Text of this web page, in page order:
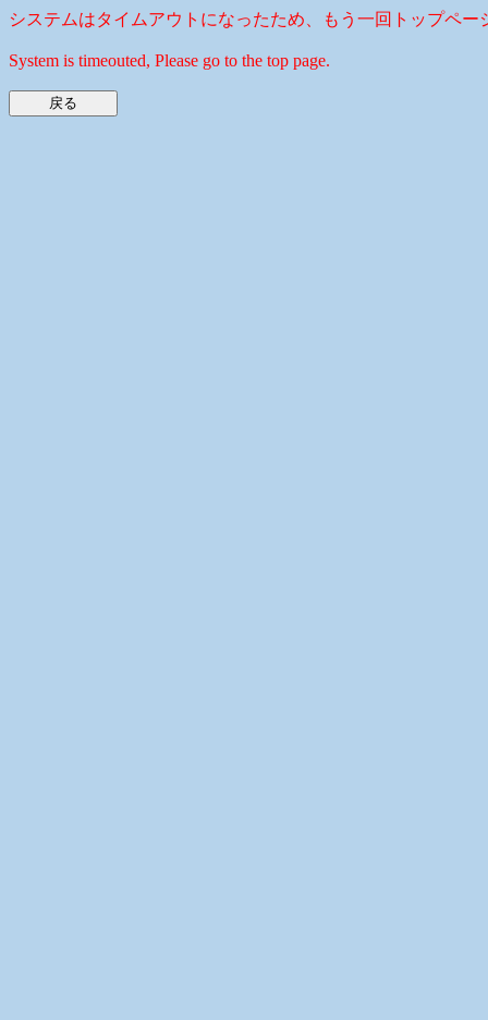
システムはタイムアウトになったため、もう一回トップペー
System is timeouted, Please go to the top page.